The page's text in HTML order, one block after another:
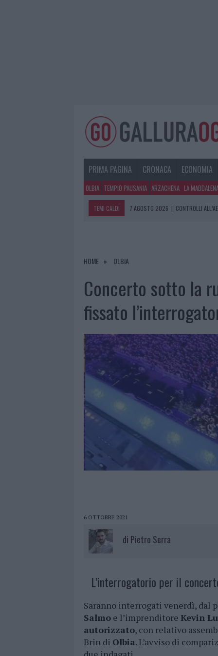
PRIMA PAGINA CRONACA ECONOMIA
OLBIA TEMPIO PAUSANIA ARZACHENA LA
TEMI CALDI 7 AGOSTO 2026 | CONTROLLI
7 AGOSTO 2026 | PORTO ROTONDO OSPITA LA
HOME OLBIA
Concerto sotto la
fissato
6 OTTOBRE 2021
di Pietro Serra
L’interrogatorio per il
Saranno interrogati venerdì, dal
Salmo e l’imprenditore Kevin
autorizzato, con relativo
Brin di Olbia. L’avviso di